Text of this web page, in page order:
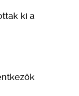
ki a